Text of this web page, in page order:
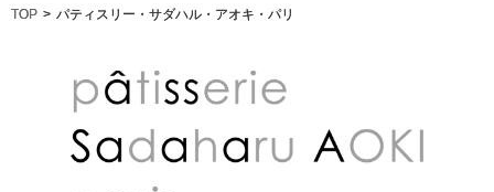
TOP パティスリー・サダハル・アオキ・パリ